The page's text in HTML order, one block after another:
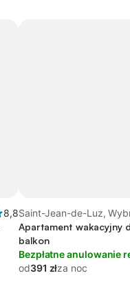
8,8Saint-Jean-de-Luz,
Basków (Francja)
Apartament wakacyjny
balkon
Bezpłatne anulowanie
od391 złza noc